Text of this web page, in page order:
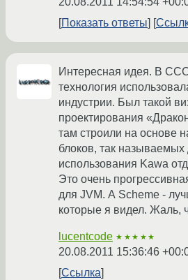
Показать ответы
Интересная идея. В
технология
индустрии. Был такой
проектирования
там строили на основе
блоков, так
использования Kawa
Это очень
для JVM. А Scheme -
которые я видел. Жаль,
lucentcode ★★★★★
20.08.2011 15:36:46
Ссылка